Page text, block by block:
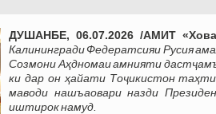
ДУШАНБЕ, 06.07.2026 /АМИТ
Калинингради Федератсияи Русия
Созмони Аҳдномаи амнияти
ки дар он ҳайати Тоҷикистон
маводи нашъаовари назди
иштирок намуд.